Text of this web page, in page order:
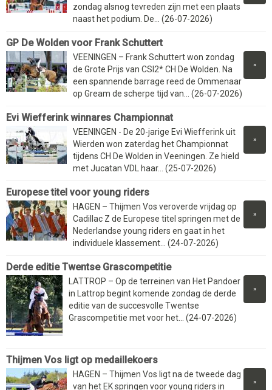
zondag alsnog tevreden zijn met een plaats
naast het podium. De... (26-07-2026)
GP De Wolden voor Frank Schuttert
»
VEENINGEN – Frank Schuttert won zondag
de Grote Prijs van CSI2* CH De Wolden. Na
een spannende barrage reed de Ommenaar
op Gream de scherpe tijd van... (26-07-2026)
Evi Wiefferink winnares Championnat
»
VEENINGEN - De 20-jarige Evi Wiefferink uit
Wierden won zaterdag het Championnat
tijdens CH De Wolden in Veeningen. Ze hield
met Jucatan VDL haar... (25-07-2026)
Europese titel voor young riders
»
HAGEN – Thijmen Vos veroverde vrijdag op
Cadillac Z de Europese titel springen met de
Nederlandse young riders en gaat in het
individuele klassement... (24-07-2026)
Derde editie Twentse Grascompetitie
»
LATTROP – Op de terreinen van Het Pandoer
in Lattrop begint komende zondag de derde
editie van de succesvolle Twentse
Grascompetitie met voor het... (24-07-2026)
Thijmen Vos ligt op medaillekoers
»
HAGEN – Thijmen Vos ligt na de tweede dag
van het EK springen voor young riders in